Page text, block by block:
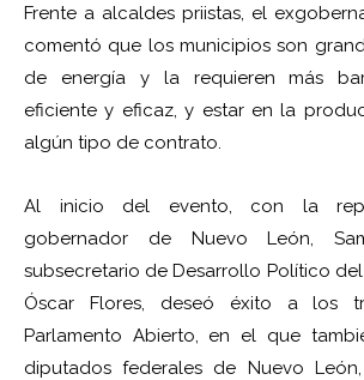
Frente a alcaldes priistas, el
comentó que los municipios son
de energía y la requieren más
eficiente y eficaz, y estar en la
algún tipo de contrato.
Al inicio del evento, con la
gobernador de Nuevo León,
subsecretario de Desarrollo Político
Óscar Flores, deseó éxito a los
Parlamento Abierto, en el que
diputados federales de Nuevo León,